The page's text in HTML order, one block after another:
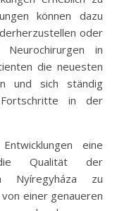
können dazu
oder
in
die neuesten
und sich ständig
in der
eine
Qualität der
Nyíregyháza zu
einer genaueren